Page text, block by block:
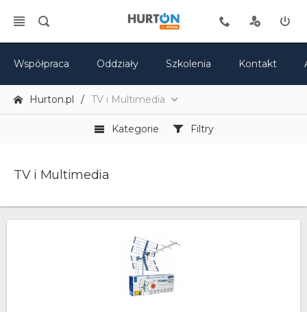
Współpraca Oddziały Szkolenia Kontakt
Hurton.pl TV i Multimedia
Kategorie Filtry
TV i Multimedia